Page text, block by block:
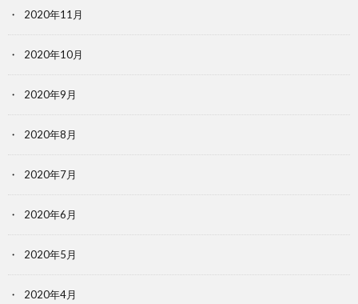
2020年11月
2020年10月
2020年9月
2020年8月
2020年7月
2020年6月
2020年5月
2020年4月